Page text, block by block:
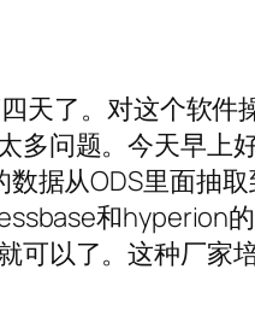
天了。对这个软件
多问题。今天早上
据从ODS里面抽取
和hyperion
可以了。这种厂